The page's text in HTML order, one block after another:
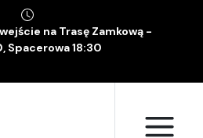
na Trasę Zamkową -
Spacerowa 18:30